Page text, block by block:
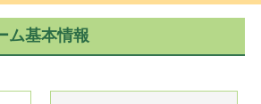
ム基本情報